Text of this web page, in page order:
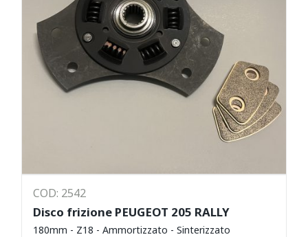
COD: 2542
Disco frizione PEUGEOT 205 RALLY
180mm - Z18 - Ammortizzato - Sinterizzato